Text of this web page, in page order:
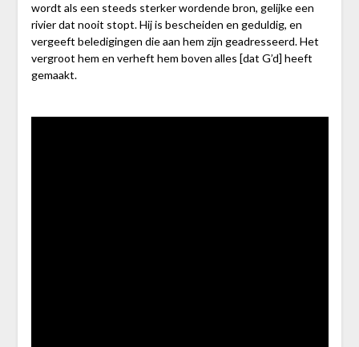
wordt als een steeds sterker wordende bron, gelijke een
rivier dat nooit stopt. Hij is bescheiden en geduldig, en
vergeeft beledigingen die aan hem zijn geadresseerd. Het
vergroot hem en verheft hem boven alles [dat G’d] heeft
gemaakt.